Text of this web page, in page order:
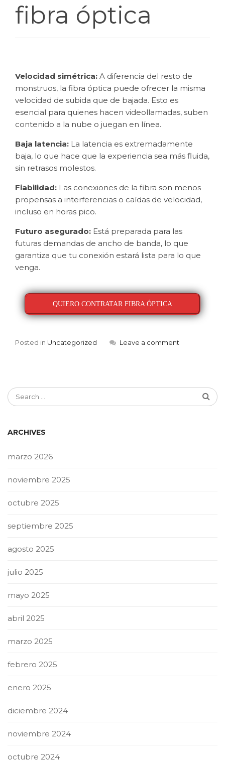
fibra óptica
Velocidad simétrica: A diferencia del resto de
monstruos, la fibra óptica puede ofrecer la misma
velocidad de subida que de bajada. Esto es
esencial para quienes hacen videollamadas, suben
contenido a la nube o juegan en línea.
Baja latencia: La latencia es extremadamente
baja, lo que hace que la experiencia sea más fluida,
sin retrasos molestos.
Fiabilidad: Las conexiones de la fibra son menos
propensas a interferencias o caídas de velocidad,
incluso en horas pico.
Futuro asegurado: Está preparada para las
futuras demandas de ancho de banda, lo que
garantiza que tu conexión estará lista para lo que
venga.
QUIERO CONTRATAR FIBRA ÓPTICA
Posted in Uncategorized Leave a comment
ARCHIVES
marzo 2026
noviembre 2025
octubre 2025
septiembre 2025
agosto 2025
julio 2025
mayo 2025
abril 2025
marzo 2025
febrero 2025
enero 2025
diciembre 2024
noviembre 2024
octubre 2024